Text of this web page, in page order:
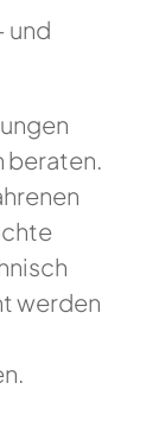
und
beraten.
werden